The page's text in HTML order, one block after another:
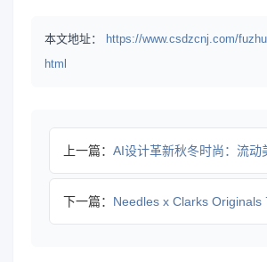
本文地址：
https://www.csdzcnj.com/
html
上一篇： AI设计革新秋冬时尚：流动美学与数
下一篇： Needles x Clarks Originals